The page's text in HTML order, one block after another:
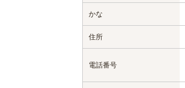
かな
住所
電話番号